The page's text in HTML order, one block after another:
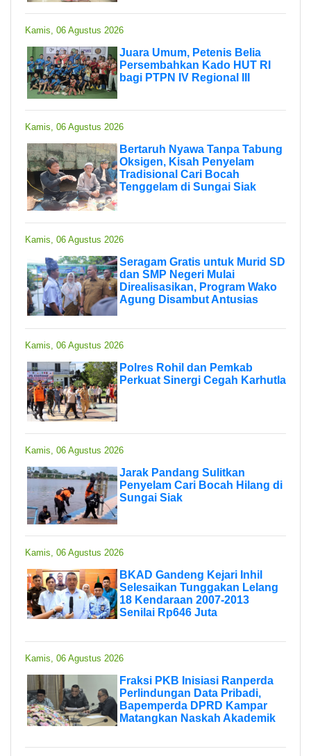
Kamis, 06 Agustus 2026
Juara Umum, Petenis Belia
Persembahkan Kado HUT RI
bagi PTPN IV Regional III
Kamis, 06 Agustus 2026
Bertaruh Nyawa Tanpa Tabung
Oksigen, Kisah Penyelam
Tradisional Cari Bocah
Tenggelam di Sungai Siak
Kamis, 06 Agustus 2026
Seragam Gratis untuk Murid SD
dan SMP Negeri Mulai
Direalisasikan, Program Wako
Agung Disambut Antusias
Kamis, 06 Agustus 2026
Polres Rohil dan Pemkab
Perkuat Sinergi Cegah Karhutla
Kamis, 06 Agustus 2026
Jarak Pandang Sulitkan
Penyelam Cari Bocah Hilang di
Sungai Siak
Kamis, 06 Agustus 2026
BKAD Gandeng Kejari Inhil
Selesaikan Tunggakan Lelang
18 Kendaraan 2007-2013
Senilai Rp646 Juta
Kamis, 06 Agustus 2026
Fraksi PKB Inisiasi Ranperda
Perlindungan Data Pribadi,
Bapemperda DPRD Kampar
Matangkan Naskah Akademik